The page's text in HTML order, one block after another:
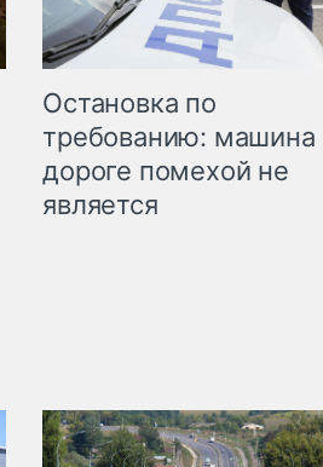
Остановка по
требованию: машина
дороге помехой не
является